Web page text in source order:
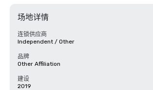
场地详情
连锁供应商
Independent / Other
品牌
Other Affiliation
建设
2019